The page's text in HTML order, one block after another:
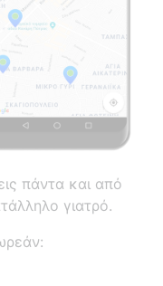
πάντα και από
γιατρό.